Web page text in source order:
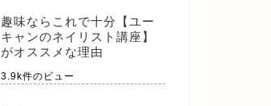
趣味ならこれで十分【ユー
キャンのネイリスト講座】
がオススメな理由
3.9k件のビュー